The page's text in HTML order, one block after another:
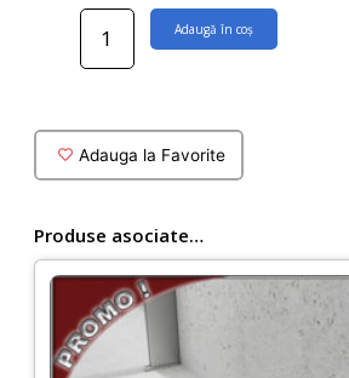
Cantitate
sticla
neagra
Adaugă în coș
Adauga la Favorite
Produse asociate…